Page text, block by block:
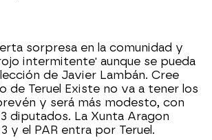
sorpresa en la comunidad y
intermitente' aunque se pueda
de Javier Lambán. Cree
de Teruel Existe no va a tener los
y será más modesto, con
diputados. La Xunta Aragon
y el PAR entra por Teruel.